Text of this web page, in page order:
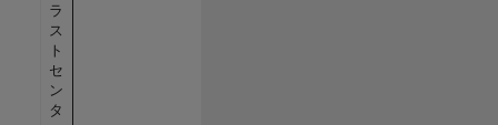
ラ
ス
ト
セ
ン
タ